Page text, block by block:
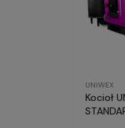
UNIWEX
Kocioł